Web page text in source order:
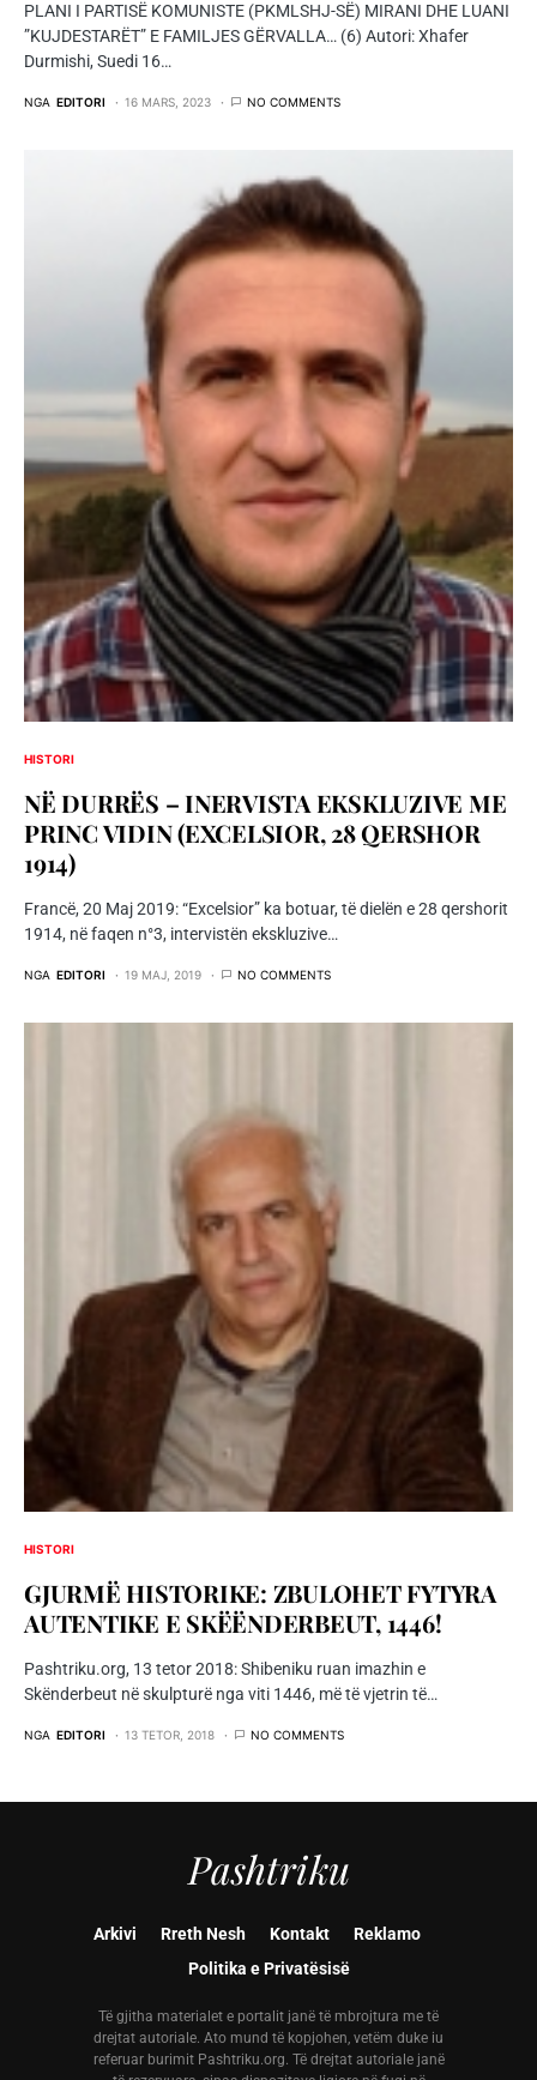
PLANI I PARTISË KOMUNISTE (PKMLSHJ-SË) MIRANI DHE LUANI
”KUJDESTARËT” E FAMILJES GËRVALLA… (6) Autori: Xhafer
Durmishi, Suedi 16…
NGA EDITORI 16 MARS, 2023 NO COMMENTS
HISTORI
NË DURRËS – INERVISTA EKSKLUZIVE ME
PRINC VIDIN (EXCELSIOR, 28 QERSHOR
1914)
Francë, 20 Maj 2019: “Excelsior” ka botuar, të dielën e 28 qershorit
1914, në faqen n°3, intervistën ekskluzive…
NGA EDITORI 19 MAJ, 2019 NO COMMENTS
HISTORI
GJURMË HISTORIKE: ZBULOHET FYTYRA
AUTENTIKE E SKËËNDERBEUT, 1446!
Pashtriku.org, 13 tetor 2018: Shibeniku ruan imazhin e
Skënderbeut në skulpturë nga viti 1446, më të vjetrin të…
NGA EDITORI 13 TETOR, 2018 NO COMMENTS
Pashtriku
Arkivi Rreth Nesh Kontakt
Reklamo
Politika e Privatësisë
Të gjitha materialet e portalit janë të mbrojtura me të
drejtat autoriale. Ato mund të kopjohen, vetëm duke iu
referuar burimit Pashtriku.org. Të drejtat autoriale janë